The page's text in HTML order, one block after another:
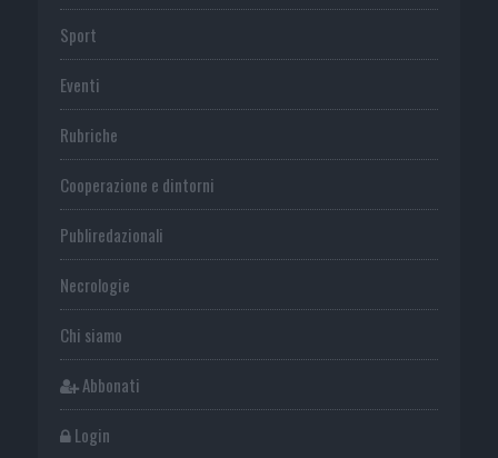
Sport
Eventi
Rubriche
Cooperazione e dintorni
Publiredazionali
Necrologie
Chi siamo
Abbonati
Login